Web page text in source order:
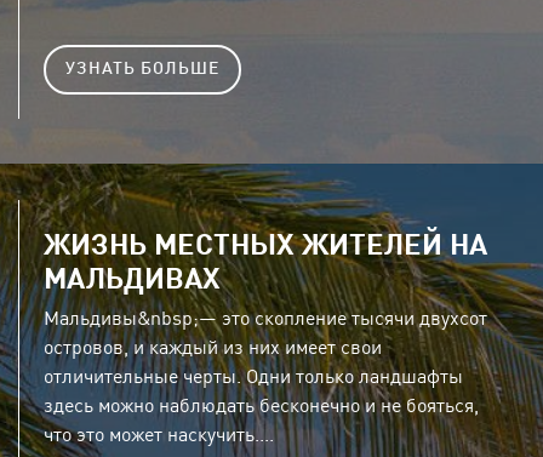
УЗНАТЬ БОЛЬШЕ
ЖИЗНЬ МЕСТНЫХ ЖИТЕЛЕЙ НА
МАЛЬДИВАХ
Мальдивы&nbsp;— это скопление тысячи двухсот
островов, и каждый из них имеет свои
отличительные черты. Одни только ландшафты
здесь можно наблюдать бесконечно и не бояться,
что это может наскучить....